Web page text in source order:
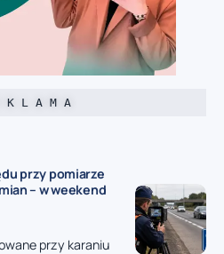
K L A M A
przy pomiarze
– w weekend
przy karaniu